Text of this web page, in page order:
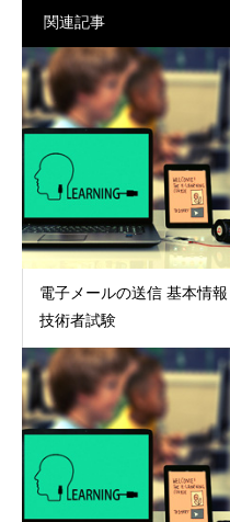
関連記事
電子メールの送信 基本情報
技術者試験